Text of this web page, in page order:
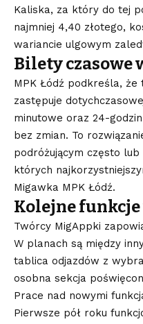
Kaliska, za który do tej
najmniej 4,40 złotego,
wariancie ulgowym
Bilety czasowe
MPK Łódź podkreśla,
zastępuje
minutowe oraz 24-
bez zmian. To
podróżującym często
których
Migawka MPK Łódź.
Kolejne
Twórcy MigAppki
W planach są między
tablica odjazdów z
osobna sekcja
Prace nad nowymi
Pierwsze pół roku